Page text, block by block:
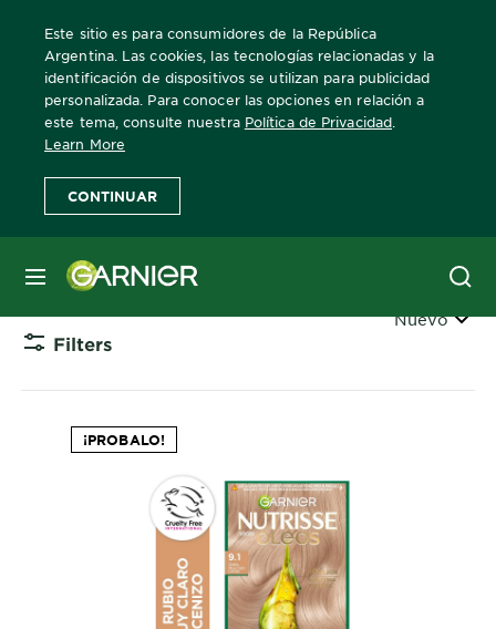
Este sitio es para consumidores de la República
Argentina. Las cookies, las tecnologías relacionadas y la
identificación de dispositivos se utilizan para publicidad
personalizada. Para conocer las opciones en relación a
este tema, consulte nuestra Política de Privacidad
Learn More
CONTINUAR
MENÚ
Home Nutrisse
Tintura para el pelo Nutrisse
Filters
Ordenar
Nuevo
¡PROBALO!